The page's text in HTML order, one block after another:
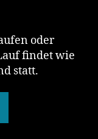
oder
findet wie
statt.